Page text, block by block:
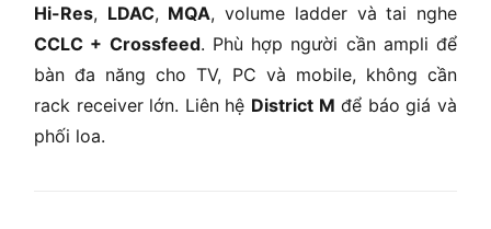
Hi-Res, LDAC, MQA, volume ladder và tai nghe
CCLC + Crossfeed. Phù hợp người cần ampli để
bàn đa năng cho TV, PC và mobile, không cần
rack receiver lớn. Liên hệ District M để báo giá và
phối loa.